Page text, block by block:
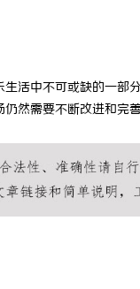
活中不可或缺的一
然需要不断改进和